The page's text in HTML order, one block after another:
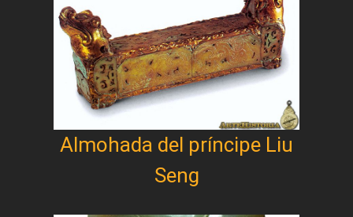
Almohada del príncipe Liu
Seng